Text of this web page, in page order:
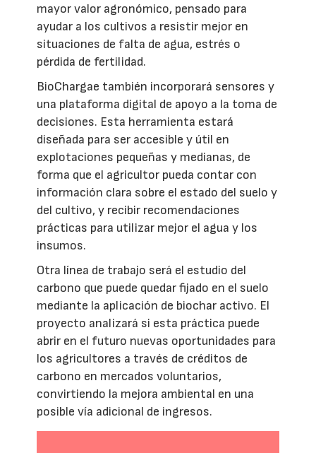
mayor valor agronómico, pensado para
ayudar a los cultivos a resistir mejor en
situaciones de falta de agua, estrés o
pérdida de fertilidad.
BioChargae también incorporará sensores y
una plataforma digital de apoyo a la toma de
decisiones. Esta herramienta estará
diseñada para ser accesible y útil en
explotaciones pequeñas y medianas, de
forma que el agricultor pueda contar con
información clara sobre el estado del suelo y
del cultivo, y recibir recomendaciones
prácticas para utilizar mejor el agua y los
insumos.
Otra línea de trabajo será el estudio del
carbono que puede quedar fijado en el suelo
mediante la aplicación de biochar activo. El
proyecto analizará si esta práctica puede
abrir en el futuro nuevas oportunidades para
los agricultores a través de créditos de
carbono en mercados voluntarios,
convirtiendo la mejora ambiental en una
posible vía adicional de ingresos.